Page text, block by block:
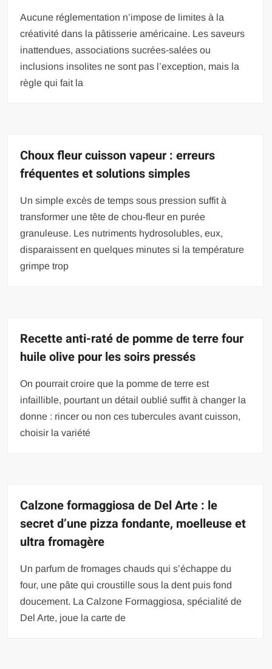
Aucune réglementation n’impose de limites à la
créativité dans la pâtisserie américaine. Les saveurs
inattendues, associations sucrées-salées ou
inclusions insolites ne sont pas l’exception, mais la
règle qui fait la
Choux fleur cuisson vapeur : erreurs
fréquentes et solutions simples
Un simple excès de temps sous pression suffit à
transformer une tête de chou-fleur en purée
granuleuse. Les nutriments hydrosolubles, eux,
disparaissent en quelques minutes si la température
grimpe trop
Recette anti-raté de pomme de terre four
huile olive pour les soirs pressés
On pourrait croire que la pomme de terre est
infaillible, pourtant un détail oublié suffit à changer la
donne : rincer ou non ces tubercules avant cuisson,
choisir la variété
Calzone formaggiosa de Del Arte : le
secret d’une pizza fondante, moelleuse et
ultra fromagère
Un parfum de fromages chauds qui s’échappe du
four, une pâte qui croustille sous la dent puis fond
doucement. La Calzone Formaggiosa, spécialité de
Del Arte, joue la carte de